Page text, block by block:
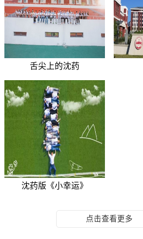
舌尖上的沈药
沈药版《小幸运》
点击查看更多